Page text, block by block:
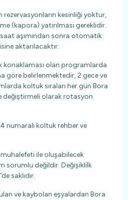
rezervasyonların kesinliği yoktur,
(kapora) yatırılması gereklidir.
saat aşımından sonra otomatik
aktarılacaktır.
konaklaması olan programlarda
göre belirlenmektedir, 2 gece ve
koltuk sıraları her gün Bora
değiştirmeli olarak rotasyon
numaralı koltuk rehber ve
ile oluşabilecek
sorumlu değildir. Değişiklilk
saklıdır.
ve kaybolan eşyalardan Bora